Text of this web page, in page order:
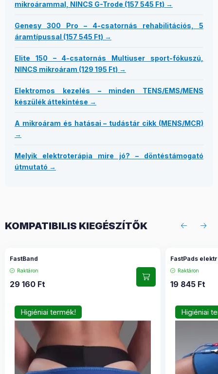
KOMPATIBILIS KIEGÉSZÍTŐK
FastBand
Raktáron
29 160 Ft
Higiéniai termék!
FastPads
Raktáron
19 845Ft
Higiéniai
mikroárammal, NINCS G-Trode (157 545 Ft) →
Genesy 300 Pro – 4-csatornás rehabilitációs, 5
áramtípussal (157 545 Ft) →
Elite 150 – 4-csatornás Multiuser sport-fókuszú,
NINCS mikroáram (129 195 Ft) →
Elektromos kezelés – minden TENS/EMS/MENS
készülék áttekintése →
A mikroáram és hatásai – tudástár cikk (MENS/MCR)
→
Melyik elektroterápia mire jó? – döntéstámogató
útmutató →